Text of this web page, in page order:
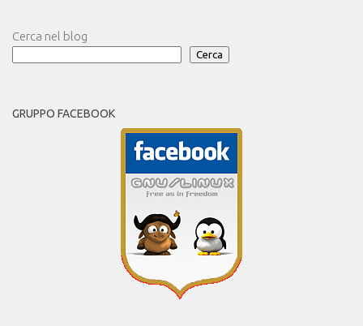
Cerca nel blog
Cerca
GRUPPO FACEBOOK